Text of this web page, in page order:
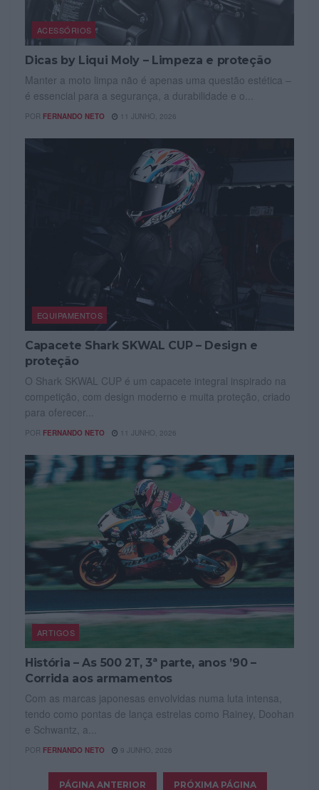
ACESSÓRIOS
Dicas by Liqui Moly – Limpeza e proteção
Manter a moto limpa não é apenas uma questão estética –
é essencial para a segurança, a durabilidade e o...
POR FERNANDO NETO 11 JUNHO, 2026
EQUIPAMENTOS
Capacete Shark SKWAL CUP – Design e
proteção
O Shark SKWAL CUP é um capacete integral inspirado na
competição, com design moderno e muita proteção, criado
para oferecer...
POR FERNANDO NETO 11 JUNHO, 2026
ARTIGOS
História – As 500 2T, 3ª parte, anos ’90 –
Corrida aos armamentos
Com as marcas japonesas envolvidas numa luta intensa,
tendo como pontas de lança estrelas como Rainey, Doohan
e Schwantz, a...
POR FERNANDO NETO 9 JUNHO, 2026